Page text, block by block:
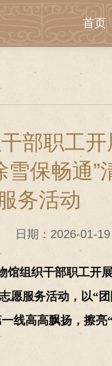
首页
部职工开
雪保畅通”
务活动
日期：2026-01-19
馆组织干部职工开
愿服务活动，以“
线高高飘扬，擦亮